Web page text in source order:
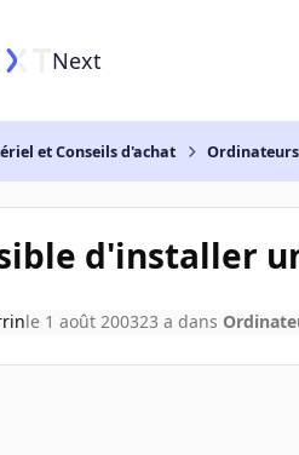
Next
et Conseils d'achat
d'installer
le 1 août 200323 a dans